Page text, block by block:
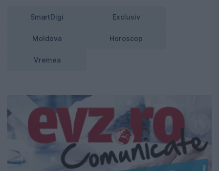
SmartDigi Exclusiv
Moldova Horoscop
Vremea